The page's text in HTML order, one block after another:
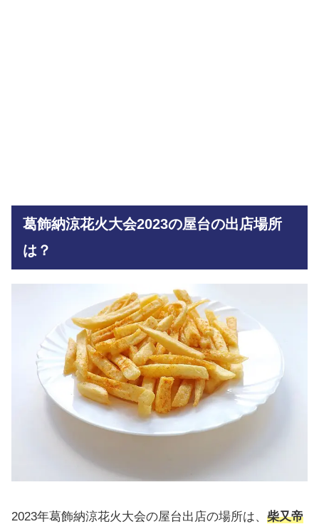
葛飾納涼花火大会2023の屋台の出店場所
は？
2023年葛飾納涼花火大会の屋台出店の場所は、 柴又帝